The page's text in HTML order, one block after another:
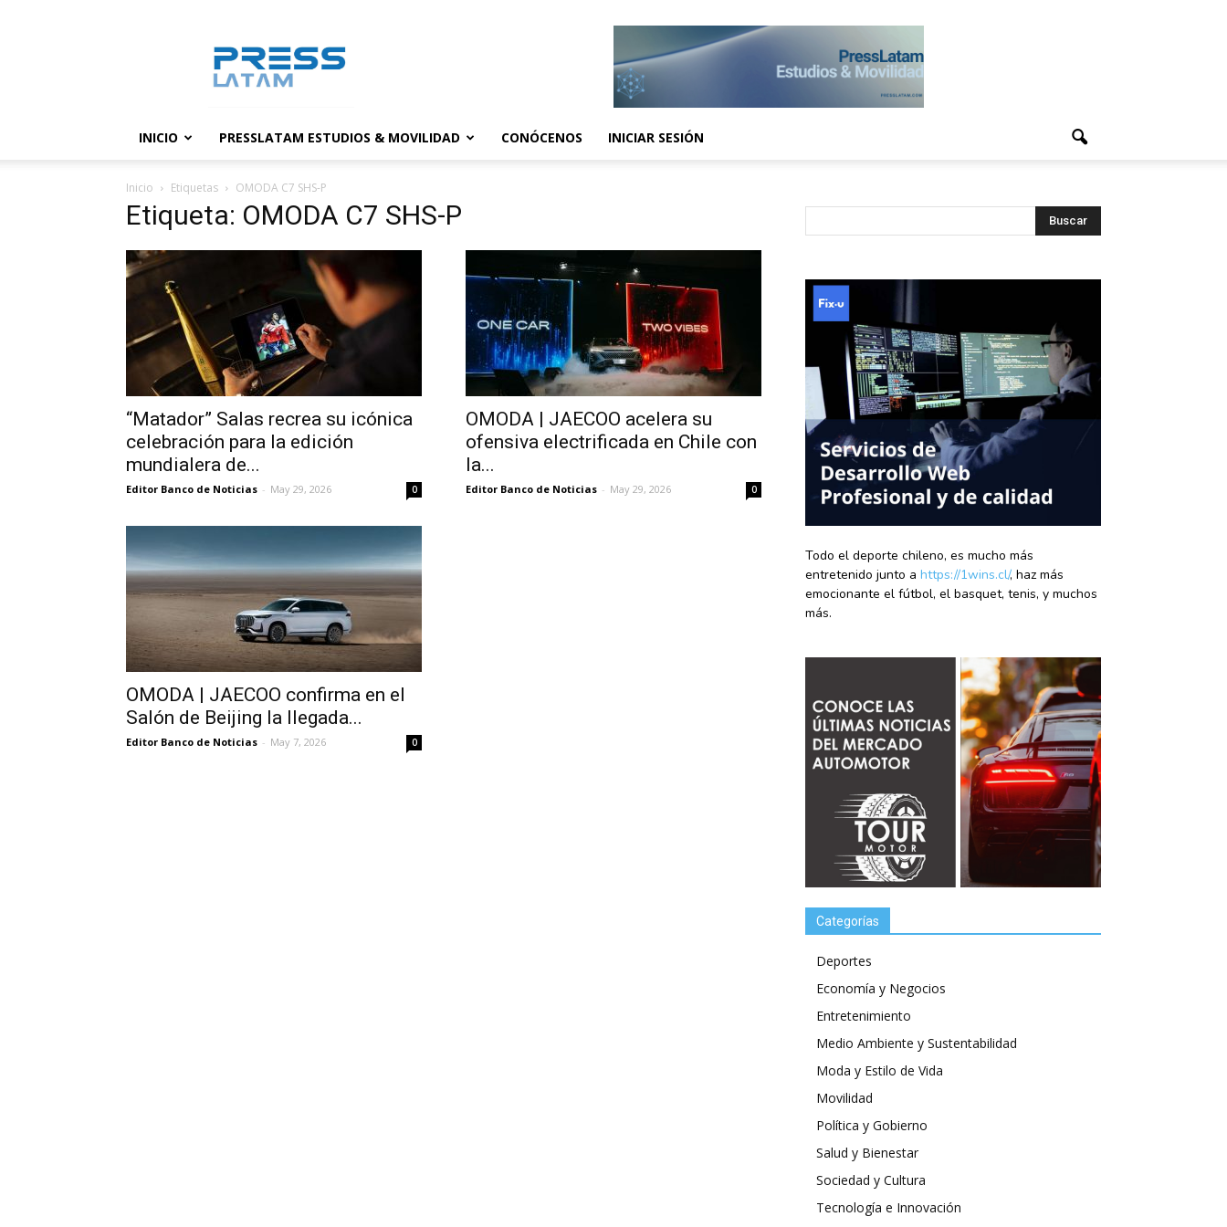
noticias
INICIO PRESSLATAM ESTUDIOS & MOVILIDAD CONÓCENOS INICIAR SESIÓN
Inicio Etiquetas OMODA C7 SHS-P
Etiqueta: OMODA C7 SHS-P
“Matador” Salas recrea su icónica
celebración para la edición
mundialera de...
Editor Banco de Noticias - May 29, 2026 0
OMODA | JAECOO acelera su
ofensiva electrificada en Chile con
la...
Editor Banco de Noticias - May 29, 2026 0
OMODA | JAECOO confirma en el
Salón de Beijing la llegada...
Editor Banco de Noticias - May 7, 2026 0
Todo el deporte chileno, es mucho más
entretenido junto a https://1wins.cl/, haz más
emocionante el fútbol, el basquet, tenis, y muchos
más.
Categorías
Deportes
Economía y Negocios
Entretenimiento
Medio Ambiente y Sustentabilidad
Moda y Estilo de Vida
Movilidad
Política y Gobierno
Salud y Bienestar
Sociedad y Cultura
Tecnología e Innovación